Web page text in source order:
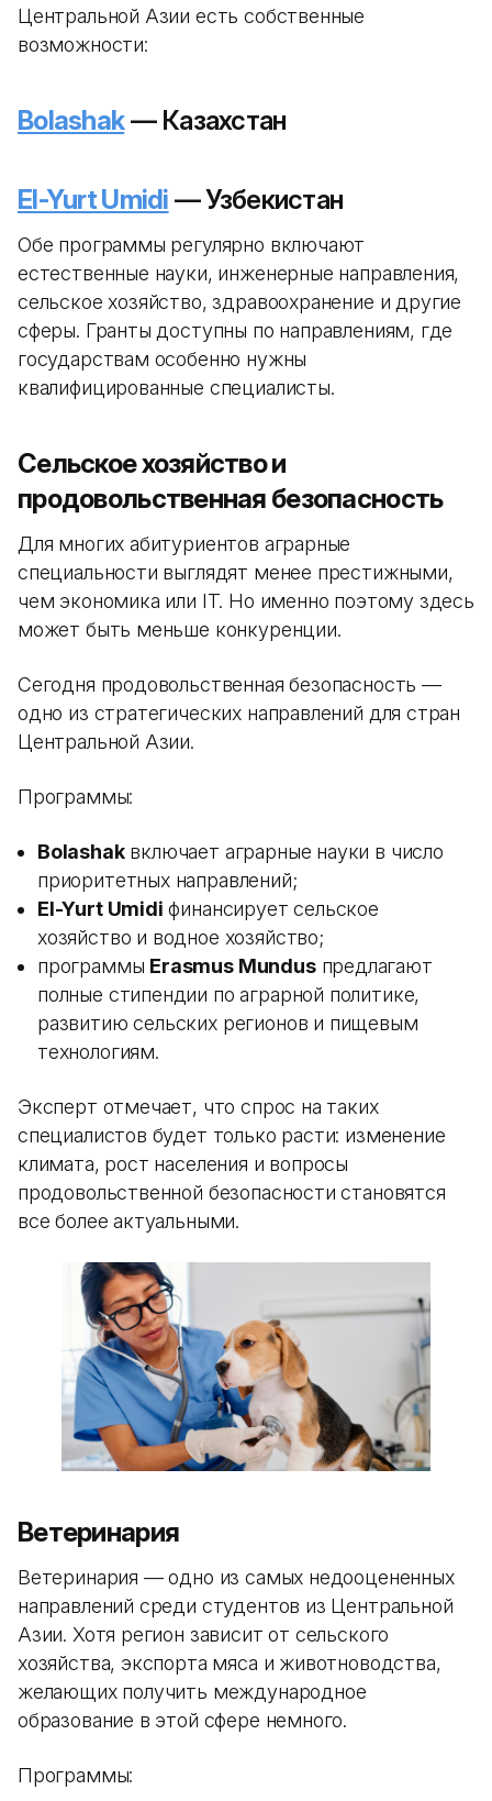
Центральной Азии есть собственные
возможности:
Bolashak— Казахстан
El-Yurt Umidi — Узбекистан
Обе программы регулярно включают
естественные науки, инженерные направления,
сельское хозяйство, здравоохранение и другие
сферы. Гранты доступны по направлениям, где
государствам особенно нужны
квалифицированные специалисты.
Сельское хозяйство и
продовольственная безопасность
Для многих абитуриентов аграрные
специальности выглядят менее престижными,
чем экономика или IT. Но именно поэтому здесь
может быть меньше конкуренции.
Сегодня продовольственная безопасность —
одно из стратегических направлений для стран
Центральной Азии.
Программы:
Bolashakвключает аграрные науки в число
приоритетных направлений;
El-Yurt Umidi финансирует сельское
хозяйство и водное хозяйство;
программы Erasmus Mundusпредлагают
полные стипендии по аграрной политике,
развитию сельских регионов и пищевым
технологиям.
Эксперт отмечает, что спрос на таких
специалистов будет только расти: изменение
климата, рост населения и вопросы
продовольственной безопасности становятся
все более актуальными.
Ветеринария
Ветеринария — одно из самых недооцененных
направлений среди студентов из Центральной
Азии. Хотя регион зависит от сельского
хозяйства, экспорта мяса и животноводства,
желающих получить международное
образование в этой сфере немного.
Программы: